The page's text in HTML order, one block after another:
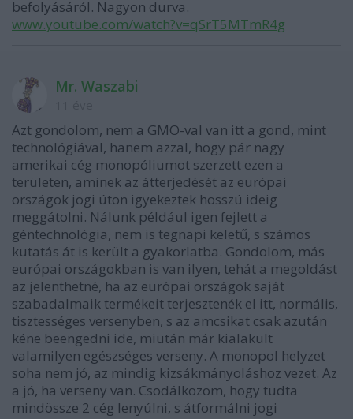
befolyásáról. Nagyon durva.
www.youtube.com/watch?v=qSrT5MTmR4g
Mr. Waszabi
Azt gondolom, nem a GMO-val van itt a gond, mint
technológiával, hanem azzal, hogy pár nagy
amerikai cég monopóliumot szerzett ezen a
területen, aminek az átterjedését az európai
országok jogi úton igyekeztek hosszú ideig
meggátolni. Nálunk például igen fejlett a
géntechnológia, nem is tegnapi keletű, s számos
kutatás át is került a gyakorlatba. Gondolom, más
európai országokban is van ilyen, tehát a megoldást
az jelenthetné, ha az európai országok saját
szabadalmaik termékeit terjesztenék el itt, normális,
tisztességes versenyben, s az amcsikat csak azután
kéne beengedni ide, miután már kialakult
valamilyen egészséges verseny. A monopol helyzet
soha nem jó, az mindig kizsákmányoláshoz vezet. Az
a jó, ha verseny van. Csodálkozom, hogy tudta
mindössze 2 cég lenyúlni, s átformálni jogi